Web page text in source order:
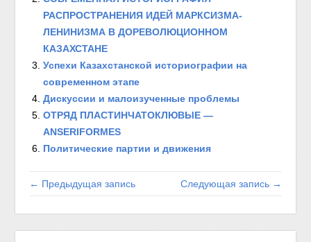
РАСПРОСТРАНЕНИЯ ИДЕЙ МАРКСИЗМА-
ЛЕНИНИЗМА В ДОРЕВОЛЮЦИОННОМ
КАЗАХСТАНЕ
Успехи Казахстанской историографии на
современном этапе
Дискуссии и малоизученные проблемы
ОТРЯД ПЛАСТИНЧАТОКЛЮВЫЕ —
ANSERIFORMES
Политические партии и движения
← Предыдущая запись Следующая запись →